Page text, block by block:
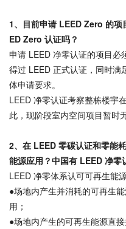
1、 目前申请 LEED Zero 的
ED Zero 认证吗？
申请 LEED 净零认证的项目必
得过 LEED 正式认证，同时满
体申请要求。
LEED 净零认证考察整栋楼宇
此，现阶段室内空间项目暂时
2、 在 LEED 零碳认证和零能
能源应用？中国有 LEED 净零
LEED 净零体系认可可再生能
●场地内产生并消耗的可再生
用；
●场地内产生的可再生能源直